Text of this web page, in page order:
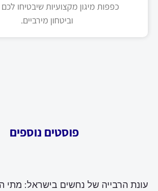
כפפות מיגון מקצועיות שיבטיחו
וביטחון מירביים.
פוסטים נוספים
עונת הרבייה של נחשים בישראל: מתי